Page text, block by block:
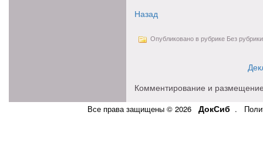
Назад
Опубликовано в рубрике Без рубрики
Комментирование и
Все права защищены © 2026 ДокСиб .